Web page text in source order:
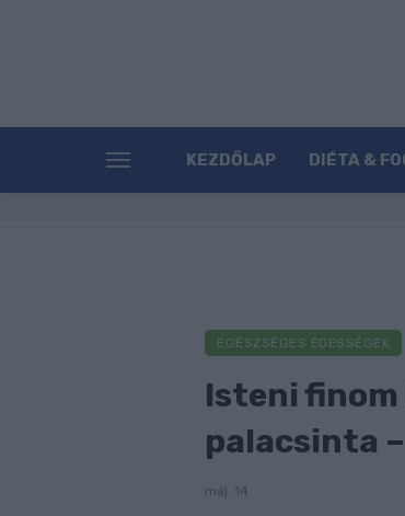
KEZDŐLAP DIÉTA &
EGÉSZSÉGES ÉDESSÉGEK
Isteni
palacsinta
máj. 14